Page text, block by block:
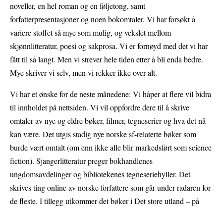
noveller, en hel roman og en føljetong, samt
forfatterpresentasjoner og noen bokomtaler. Vi har forsøkt å
variere stoffet så mye som mulig, og vekslet mellom
skjønnlitteratur, poesi og sakprosa. Vi er fornøyd med det vi har
fått til så langt. Men vi strever hele tiden etter å bli enda bedre.
Mye skriver vi selv, men vi rekker ikke over alt.
Vi har et ønske for de neste månedene: Vi håper at flere vil bidra
til innholdet på nettsiden. Vi vil oppfordre dere til å skrive
omtaler av nye og eldre bøker, filmer, tegneserier og hva det nå
kan være. Det utgis stadig nye norske sf-relaterte bøker som
burde vært omtalt (om enn ikke alle blir markedsført som science
fiction). Sjangerlitteratur preger bokhandlenes
ungdomsavdelinger og bibliotekenes tegneseriehyller. Det
skrives ting online av norske forfattere som går under radaren for
de fleste. I tillegg utkommer det bøker i Det store utland – på